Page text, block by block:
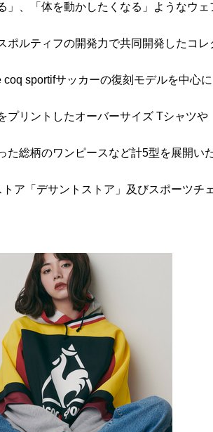
」、「体を動かしたくなる」ようなウェ
ルティフの開発力で共同開発したコレ
sportifサッカーの復刻モデルを中心に
プリントしたオーバーサイズ Tシャツや
総柄のワンピースなど計5型を展開い
ア「デサントストア」及びスポーツチ